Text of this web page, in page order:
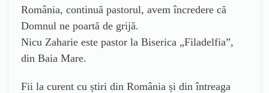
România, continuă pastorul, avem încredere că
Domnul ne poartă de grijă.
Nicu Zaharie este pastor la Biserica „Filadelfia”,
din Baia Mare.
Fii la curent cu știri din România și din întreaga